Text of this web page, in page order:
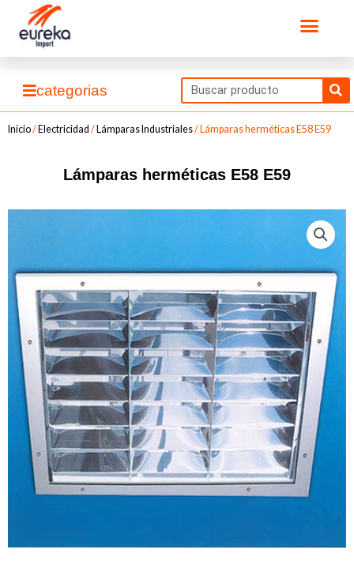
contenido
categorias
Inicio/ Electricidad / Lámparas Industriales/ Lámparas herméticas E58 E59
Lámparas herméticas E58 E59